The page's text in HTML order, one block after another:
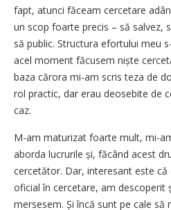
fapt, atunci făceam cercetare
un scop foarte precis – să salvez,
să public. Structura efortului meu
acel moment făcusem niște
baza cărora mi-am scris teza de
rol practic, dar erau deosebite de
caz.
M-am maturizat foarte mult, mi-
aborda lucrurile și, făcând acest
cercetător. Dar, interesant este
oficial în cercetare, am descoperit
mersesem. Și încă sunt pe cale să